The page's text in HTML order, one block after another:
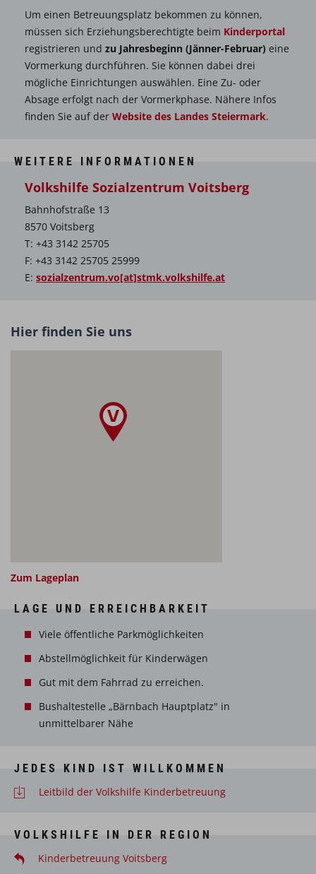
Um einen Betreuungsplatz bekommen zu können,
müssen sich Erziehungsberechtigte beim Kinderportal
registrieren und zu Jahresbeginn (Jänner-Februar) eine
Vormerkung durchführen. Sie können dabei drei
mögliche Einrichtungen auswählen. Eine Zu- oder
Absage erfolgt nach der Vormerkphase. Nähere Infos
finden Sie auf der Website des Landes Steiermark.
WEITERE INFORMATIONEN
Volkshilfe Sozialzentrum Voitsberg
Bahnhofstraße 13
8570 Voitsberg
T: +43 3142 25705
F: +43 3142 25705 25999
E: sozialzentrum.vo[at]stmk.volkshilfe.at
Hier finden Sie uns
Zum Lageplan
LAGE UND ERREICHBARKEIT
Viele öffentliche Parkmöglichkeiten
Abstellmöglichkeit für Kinderwägen
Gut mit dem Fahrrad zu erreichen.
Bushaltestelle „Bärnbach Hauptplatz" in
unmittelbarer Nähe
JEDES KIND IST WILLKOMMEN
Leitbild der Volkshilfe Kinderbetreuung
VOLKSHILFE IN DER REGION
Kinderbetreuung Voitsberg